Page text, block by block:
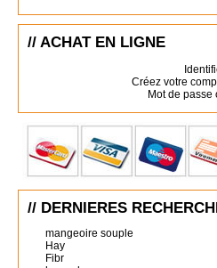
// ACHAT EN LIGNE
Créez votre
Mot de passe
// DERNIERES
mangeoire souple
Hay
Fibr